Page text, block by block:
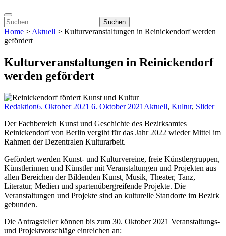
Suche
nach:
Home >Aktuell > Kulturveranstaltungen in Reinickendorf werden
gefördert
Kulturveranstaltungen in Reinickendorf
werden gefördert
Redaktion6. Oktober 2021 6. Oktober 2021 Aktuell, Kultur, Slider
Der Fachbereich Kunst und Geschichte des Bezirksamtes
Reinickendorf von Berlin vergibt für das Jahr 2022 wieder Mittel im
Rahmen der Dezentralen Kulturarbeit.
Gefördert werden Kunst- und Kulturvereine, freie Künstlergruppen,
Künstlerinnen und Künstler mit Veranstaltungen und Projekten aus
allen Bereichen der Bildenden Kunst, Musik, Theater, Tanz,
Literatur, Medien und spartenübergreifende Projekte. Die
Veranstaltungen und Projekte sind an kulturelle Standorte im Bezirk
gebunden.
Die Antragsteller können bis zum 30. Oktober 2021 Veranstaltungs-
und Projektvorschläge einreichen an: